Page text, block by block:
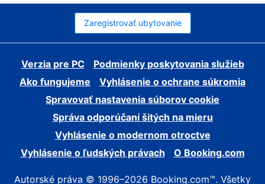
Zaregistrovať ubytovanie
Verzia pre PC
Podmienky poskytovania služieb
Ako fungujeme
Vyhlásenie o ochrane súkromia
Spravovať nastavenia súborov cookie
Správa odporúčaní šitých na mieru
Vyhlásenie o modernom otroctve
Vyhlásenie o ľudských právach
O Booking.com
Autorské práva © 1996–2026 Booking.com™. Všetky